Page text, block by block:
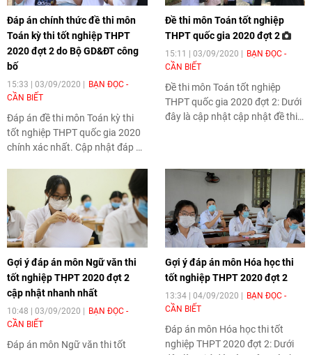
Đáp án chính thức đề thi môn
Toán kỳ thi tốt nghiệp THPT
2020 đợt 2 do Bộ GD&ĐT công
bố
15:33 | 03/09/2020
BẠN ĐỌC -
CẦN BIẾT
Đáp án đề thi môn Toán kỳ thi
tốt nghiệp THPT quốc gia 2020
chính xác nhất. Cập nhật đáp án
THPT quốc gia 2020 trên Thời
Đề thi môn Toán tốt nghiệp
THPT quốc gia 2020 đợt 2
15:11 | 03/09/2020
BẠN ĐỌC -
CẦN BIẾT
Đề thi môn Toán tốt nghiệp
THPT quốc gia 2020 đợt 2: Dưới
đây là cập nhật cập nhật đề thi
Gợi ý đáp án môn Ngữ văn thi
tốt nghiệp THPT 2020 đợt 2
cập nhật nhanh nhất
10:48 | 03/09/2020
BẠN ĐỌC -
CẦN BIẾT
Đáp án môn Ngữ văn thi tốt
Gợi ý đáp án môn Hóa học thi
tốt nghiệp THPT 2020 đợt 2
13:34 | 04/09/2020
BẠN ĐỌC -
CẦN BIẾT
Đáp án môn Hóa học thi tốt
nghiệp THPT 2020 đợt 2: Dưới